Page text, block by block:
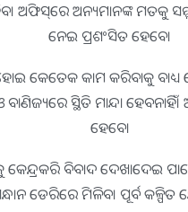
ଅନ୍ୟମାନଙ୍କ ମତକୁ
ନେଇ ପ୍ରଶଂସିତ ହେବେ।
କେତେକ କାମ କରିବାକୁ ବାଧ୍ୟ
ସ୍ଥିତି ମାନ୍ଦା
ହେବେ।
ବିବାଦ ଦେଖାଦେଇ
ଡେରିରେ ମିଳିବ। ପୂର୍ବ